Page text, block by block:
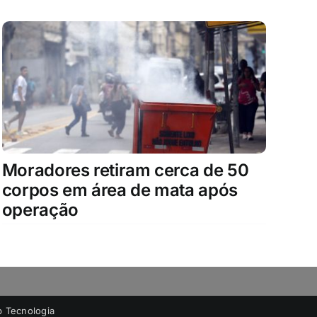
Moradores retiram cerca de 50
corpos em área de mata após
operação
Tecnologia